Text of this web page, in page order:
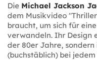
Die Michael Jackson
dem Musikvideo
braucht, um sich für
verwandeln. Ihr Design
der 80er Jahre,
(buchstäblich) bei